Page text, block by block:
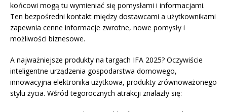
końcowi mogą tu wymieniać się pomysłami i informacjami.
Ten bezpośredni kontakt między dostawcami a użytkownikami
zapewnia cenne informacje zwrotne, nowe pomysły i
możliwości biznesowe.
A najważniejsze produkty na targach IFA 2025? Oczywiście
inteligentne urządzenia gospodarstwa domowego,
innowacyjna elektronika użytkowa, produkty zrównoważonego
stylu życia. Wśród tegorocznych atrakcji znalazły się: